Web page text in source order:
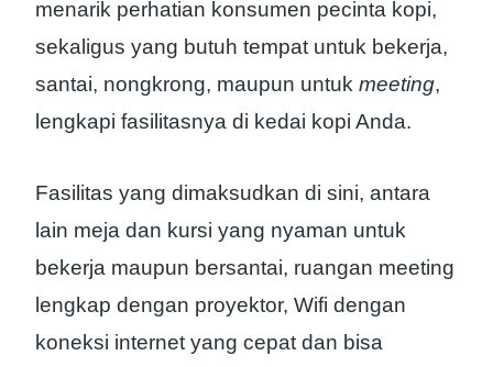
menarik perhatian konsumen pecinta kopi,
sekaligus yang butuh tempat untuk bekerja,
santai, nongkrong, maupun untuk meeting,
lengkapi fasilitasnya di kedai kopi Anda.
Fasilitas yang dimaksudkan di sini, antara
lain meja dan kursi yang nyaman untuk
bekerja maupun bersantai, ruangan meeting
lengkap dengan proyektor, Wifi dengan
koneksi internet yang cepat dan bisa